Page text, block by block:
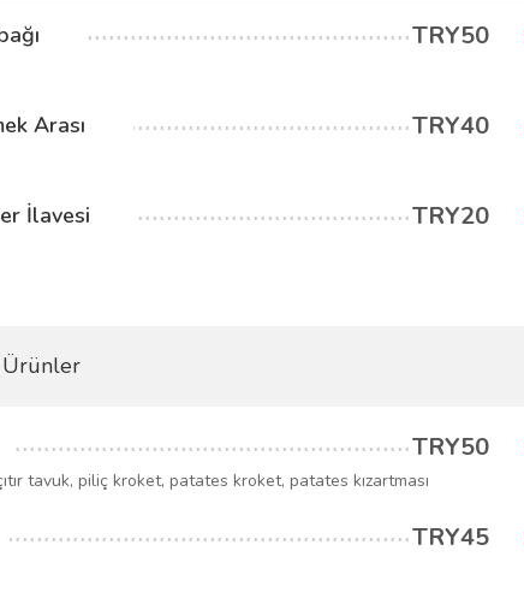
TRY50
Arası TRY40
İlavesi TRY20
Ürünler
TRY50
tavuk, piliç kroket, patates kroket, patates kızartması
TRY45